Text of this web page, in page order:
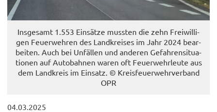
Ins­ge­samt 1.553 Ein­sät­ze muss­ten die zehn Frei­wil­li­
gen Feu­er­weh­ren des Land­krei­ses im Jahr 2024 be­ar­
bei­ten. Auch bei Un­fäl­len und an­de­ren Ge­fah­ren­si­tua­
tio­nen auf Au­to­bah­nen waren oft Feu­er­wehr­leu­te aus
dem Land­kreis im Ein­satz. © Kreis­feu­er­wehr­ver­band
OPR
04.03.2025